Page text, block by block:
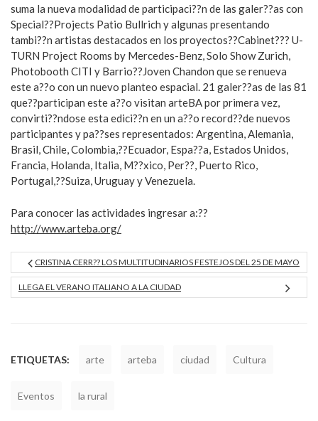
suma la nueva modalidad de participaci??n de las galer??as con
Special??Projects Patio Bullrich y algunas presentando
tambi??n artistas destacados en los proyectos??Cabinet??? U-
TURN Project Rooms by Mercedes-Benz, Solo Show Zurich,
Photobooth CITI y Barrio??Joven Chandon que se renueva
este a??o con un nuevo planteo espacial. 21 galer??as de las 81
que??participan este a??o visitan arteBA por primera vez,
convirti??ndose esta edici??n en un a??o record??de nuevos
participantes y pa??ses representados: Argentina, Alemania,
Brasil, Chile, Colombia,??Ecuador, Espa??a, Estados Unidos,
Francia, Holanda, Italia, M??xico, Per??, Puerto Rico,
Portugal,??Suiza, Uruguay y Venezuela.
Para conocer las actividades ingresar a:??
http://www.arteba.org/
CRISTINA CERR?? LOS MULTITUDINARIOS FESTEJOS DEL 25 DE MAYO
LLEGA EL VERANO ITALIANO A LA CIUDAD
ETIQUETAS: arte arteba ciudad Cultura
Eventos la rural